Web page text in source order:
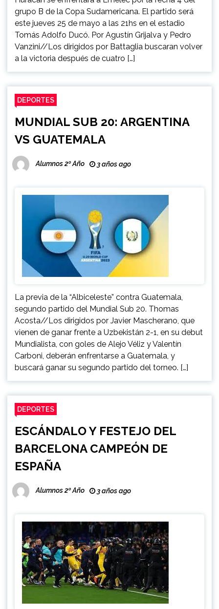
grupo B de la Copa Sudamericana. El partido será
este jueves 25 de mayo a las 21hs en el estadio
Tomás Adolfo Ducó. Por Agustín Grijalva y Pedro
Vanzini//Los dirigidos por Battaglia buscaran volver
a la victoria después de cuatro […]
DEPORTES
MUNDIAL SUB 20: ARGENTINA
VS GUATEMALA
Alumnos 2º Año 3 años ago
La previa de la “Albiceleste” contra Guatemala,
segundo partido del Mundial Sub 20. Thomas
Acosta//Los dirigidos por Javier Mascherano, que
vienen de ganar frente a Uzbekistán 2-1, en su debut
Mundialista, con goles de Alejo Véliz y Valentín
Carboni, deberán enfrentarse a Guatemala, y
buscará ganar su segundo partido del torneo. […]
DEPORTES
ESCÁNDALO Y FESTEJO DEL
BARCELONA CAMPEÓN DE
ESPAÑA
Alumnos 2º Año 3 años ago